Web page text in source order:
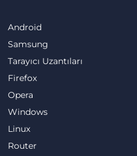
Android
Samsung
Tarayıcı Uzantıları
Firefox
Opera
Windows
Linux
Router